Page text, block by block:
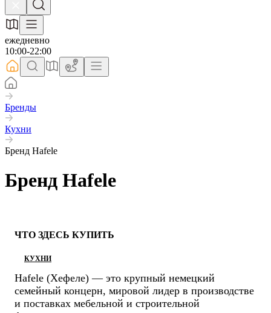
ежедневно
10:00-22:00
Бренды
Кухни
Бренд Hafele
Бренд Hafele
ЧТО ЗДЕСЬ КУПИТЬ
КУХНИ
Hafele (Хефеле) — это крупный немецкий
семейный концерн, мировой лидер в производстве
и поставках мебельной и строительной